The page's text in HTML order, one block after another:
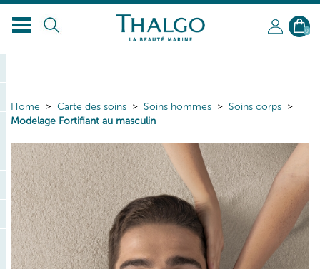
0
Home Carte des soins Soins hommes
Soins corps
Modelage Fortifiant au masculin